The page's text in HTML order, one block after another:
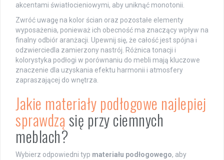
akcentami światłocieniowymi, aby uniknąć monotonii.
Zwróć uwagę na kolor ścian oraz pozostałe elementy
wyposażenia, ponieważ ich obecność ma znaczący wpływ na
finalny odbiór aranżacji. Upewnij się, że całość jest spójna i
odzwierciedla zamierzony nastrój. Różnica tonacji i
kolorystyka podłogi w porównaniu do mebli mają kluczowe
znaczenie dla uzyskania efektu harmonii i atmosfery
zapraszającej do wnętrza.
Jakie materiały podłogowe najlepiej
sprawdząsię przy ciemnych
meblach?
Wybierz odpowiedni typ materiału podłogowego, aby